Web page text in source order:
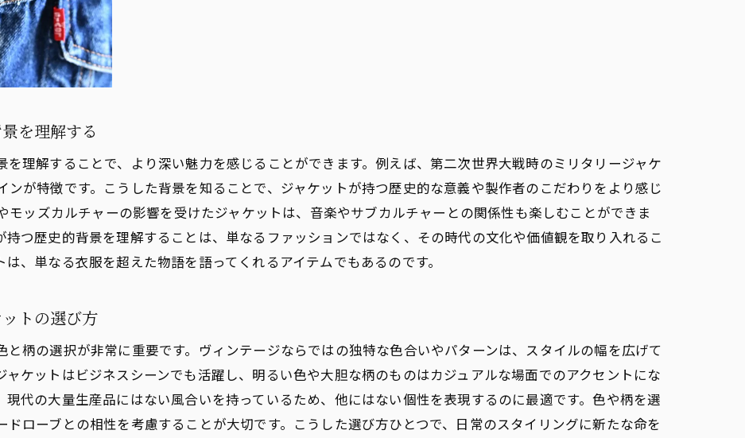
ヴィンテージジャケットのリメイクで生まれる新たな価値
ヴィンテージジャケットを通したファッションの再発見
ンテージジャケットで洗練されたスタイルを手に入れる
モノトーンスタイルにヴィンテージジャケットをプラスする方法
ヴィンテージジャケットで華やかさを添えるカラースタイリング
シルエットを活かしたヴィンテージジャケットの着こなし
素材感で楽しむヴィンテージジャケットの魅力
ヴィンテージジャケットで格上げする大人のカジュアル
ヴィンテージジャケットとファッション哲学
ヴィンテージジャケットから学ぶファッションの変遷
ヴィンテージジャケットが語る時代背景と文化
個性を引き立てるヴィンテージジャケットの物語
を理解する
理解することで、より深い魅力を感じることができます。例えば、第二次世界大戦時のミリタリージャケ
ンが特徴です。こうした背景を知ることで、ジャケットが持つ歴史的な意義や製作者のこだわりをより感じ
モッズカルチャーの影響を受けたジャケットは、音楽やサブカルチャーとの関係性も楽しむことができま
つ歴史的背景を理解することは、単なるファッションではなく、その時代の文化や価値観を取り入れるこ
、単なる衣服を超えた物語を語ってくれるアイテムでもあるのです。
トの選び方
柄の選択が非常に重要です。ヴィンテージならではの独特な色合いやパターンは、スタイルの幅を広げて
ケットはビジネスシーンでも活躍し、明るい色や大胆な柄のものはカジュアルな場面でのアクセントにな
代の大量生産品にはない風合いを持っているため、他にはない個性を表現するのに最適です。色や柄を選
ローブとの相性を考慮することが大切です。こうした選び方ひとつで、日常のスタイリングに新たな命を